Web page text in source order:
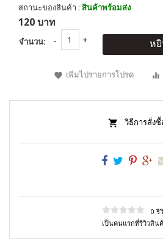
สถานะของสินค้า : สินค้าพร้อมส่ง
120 บาท
จำนวน: ห
เพิ่มไปรายการโปรด
วิธีการสั่งซื้
0 รี
เป็นคนแรกที่รีวิวสิน